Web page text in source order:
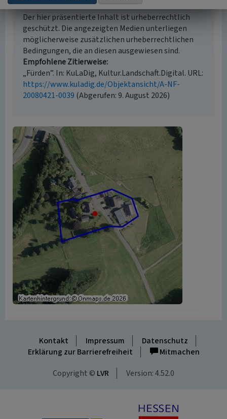
Urheberrechtlicher Hinweis
Der hier präsentierte Inhalt ist urheberrechtlich
geschützt. Die angezeigten Medien unterliegen
möglicherweise zusätzlichen urheberrechtlichen
Bedingungen, die an diesen ausgewiesen sind.
Empfohlene Zitierweise
„Fürden”. In: KuLaDig, Kultur.Landschaft.Digital. URL:
https://www.kuladig.de/Objektansicht/A-NF-
20080421-0039 (Abgerufen: 9. August 2026)
Kontakt Impressum
Datenschutz
Erklärung zur Barrierefreiheit
Mitmachen
Copyright © LVR Version: 4.52.0